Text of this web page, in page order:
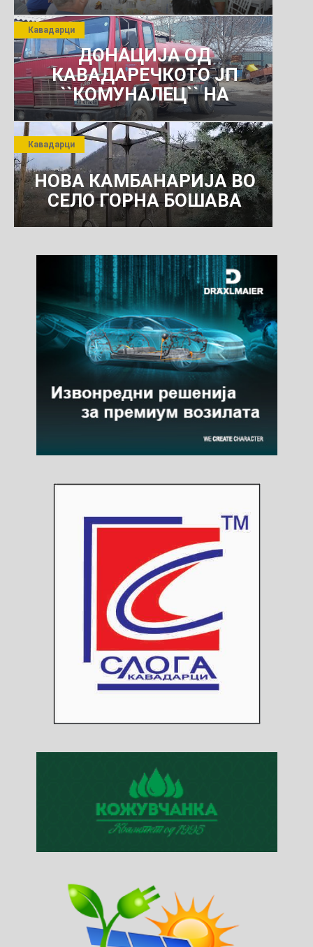
јули 2026 г.
ДОНАЦИЈА ОД
КАВАДАРЕЧКОТО ЈП
``КОМУНАЛЕЦ`` НА
РОСОМАНСКОТО ЈАВНО
ПРЕТПРИЈАТИЕ ЗА
КОМУНАЛНО УСЛУГИ
Кавадарци
НОВА КАМБАНАРИЈА ВО
СЕЛО ГОРНА БОШАВА
Кавадарци